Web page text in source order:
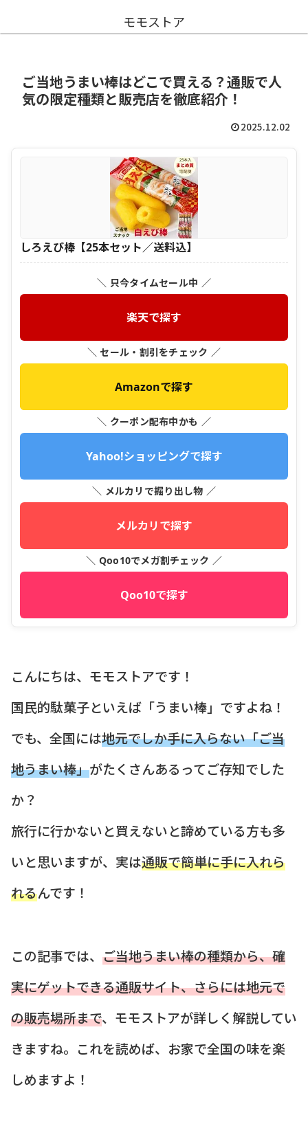
モモストア
ご当地うまい棒はどこで買える？通販で人
気の限定種類と販売店を徹底紹介！
2025.12.02
しろえび棒【25本セット／送料込】
＼ 只今タイムセール中 ／
楽天で探す
＼ セール・割引をチェック ／
Amazonで探す
＼ クーポン配布中かも ／
Yahoo!ショッピングで探す
＼ メルカリで掘り出し物 ／
メルカリで探す
＼ Qoo10でメガ割チェック ／
Qoo10で探す
こんにちは、モモストアです！
国民的駄菓子といえば「うまい棒」ですよね！
でも、全国には地元でしか手に入らない「ご当
地うまい棒」がたくさんあるってご存知でした
か？
旅行に行かないと買えないと諦めている方も多
いと思いますが、実は通販で簡単に手に入れら
れるんです！
この記事では、 ご当地うまい棒の種類から、確
実にゲットできる通販サイト、さらには地元で
の販売場所まで、モモストアが詳しく解説してい
きますね。これを読めば、お家で全国の味を楽
しめますよ！